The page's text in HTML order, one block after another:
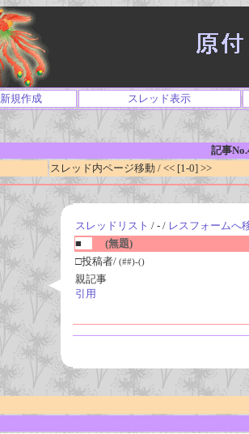
新規作成 スレッド表示
記事
スレッド内ページ移動 / << [1-0] >>
スレッドリスト / - / レスフォームへ
■
(無題)
□投稿者/ (##)-()
親記事
引用